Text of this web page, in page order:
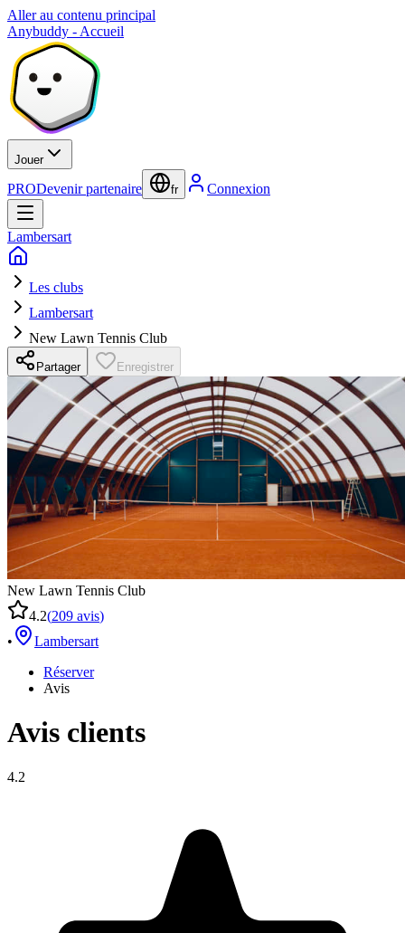
Aller au contenu principal
Anybuddy - Accueil
Jouer
PRODevenir partenaire fr Connexion
Lambersart
Les clubs
Lambersart
New Lawn Tennis Club
Partager Enregistrer
New Lawn Tennis Club
4.2(209 avis)
•
Lambersart
Réserver
Avis
Avis clients
4.2